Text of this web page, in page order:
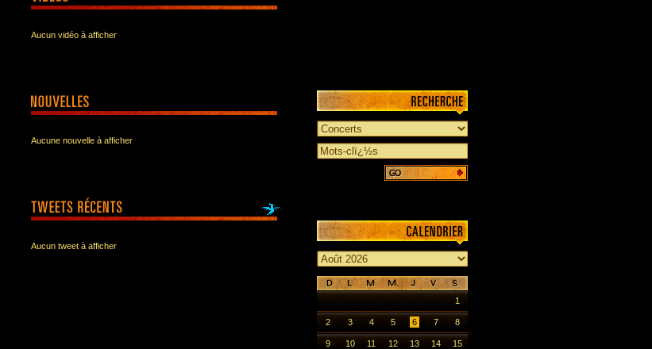
Aucun vidéo à afficher
Aucune nouvelle à afficher
Aucun tweet à afficher
1
2 3 4 5 6 7 8
9 10 11 12 13 14 15